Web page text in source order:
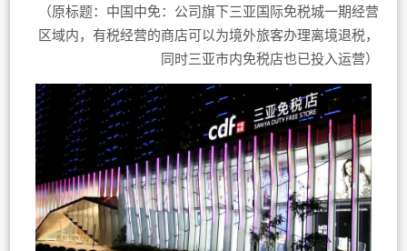
（原标题：中国中免：公司旗下三亚国际免税城一期经营
区域内，有税经营的商店可以为境外旅客办理离境退税，
同时三亚市内免税店也已投入运营）